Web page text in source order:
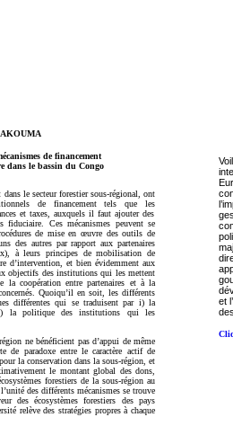
de financement
dans le bassin du Congo
dans le secteur forestier sous-régional, ont
de financement tels que les
et taxes, auxquels il faut ajouter des
fiduciaire. Ces mécanismes peuvent se
de mise en œuvre des outils de
des autres par rapport aux partenaires
à leurs principes de mobilisation de
d’intervention, et bien évidemment aux
objectifs des institutions qui les mettent
la coopération entre partenaires et à la
Quoiqu’il en soit, les différents
différentes qui se traduisent par i) la
la politique des institutions qui les
ne bénéficient pas d’appui de même
paradoxe entre le caractère actif de
la conservation dans la sous-région, et
le montant global des dons,
forestiers de la sous-région au
des différents mécanismes se trouve
des écosystèmes forestiers des pays
relève des stratégies propres à chaque
et